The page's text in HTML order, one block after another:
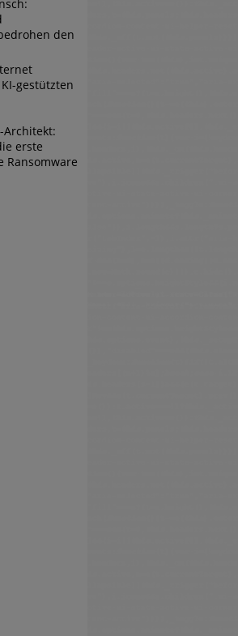
den
gestützten
Architekt:
erste
Ransomware